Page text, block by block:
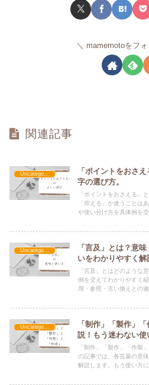
mamemotoをフ
関連記事
Uncategorized
「ポイントをおさ
字の選び方。
「ポイントをおさえる」
「抑える」か迷うことは
や使い分け方を具体例を
「言及」とは？意
いをわかりやすく解
「言及」とはどのような
例を交えてわかりやすく
用・参照・言い換えとの
「制作」「製作」
説！もう迷わない使
「制作」「製作」「作製
の記事では、各言葉の意
解説します。もう使い方